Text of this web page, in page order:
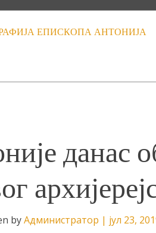
ЕПИСКОПА АНТОНИЈА
данас
byАдминистратор | јул 23,